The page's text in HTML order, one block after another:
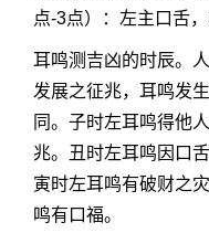
点-3点）：左主口舌，
耳鸣测吉凶的时辰。
发展之征兆，耳鸣发
同。子时左耳鸣得他
兆。丑时左耳鸣因口
寅时左耳鸣有破财之
鸣有口福。